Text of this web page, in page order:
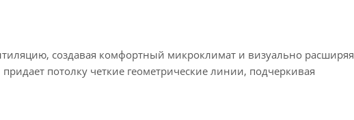
создавая комфортный микроклимат и визуально расширяя
потолку четкие геометрические линии, подчеркивая